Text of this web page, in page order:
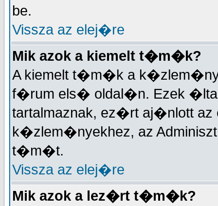
be.
Vissza az elej�re
Mik azok a kiemelt t�m�k?
A kiemelt t�m�k a
f�rum els� oldal�n. Ezek
tartalmaznak, ez�rt aj�nlott
k�zlem�nyekhez, az
t�m�t.
Vissza az elej�re
Mik azok a lez�rt t�m�k?